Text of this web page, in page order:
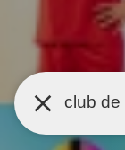
club de